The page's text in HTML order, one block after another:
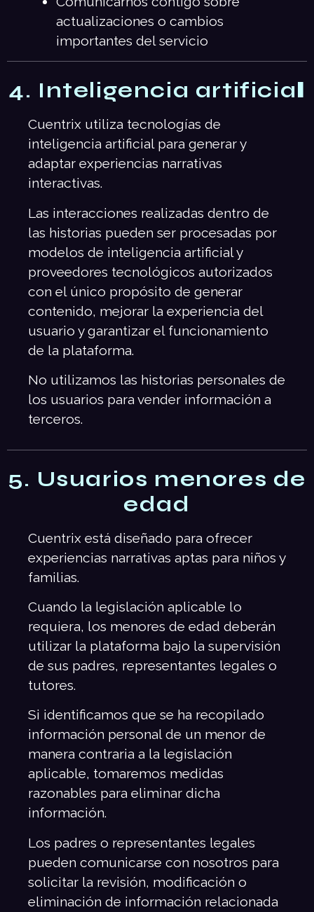
actualizaciones o cambios
importantes del servicio
4. Inteligencia artificial
Cuentrix utiliza tecnologías de
inteligencia artificial para generar y
adaptar experiencias narrativas
interactivas.
Las interacciones realizadas dentro de
las historias pueden ser procesadas por
modelos de inteligencia artificial y
proveedores tecnológicos autorizados
con el único propósito de generar
contenido, mejorar la experiencia del
usuario y garantizar el funcionamiento
de la plataforma.
No utilizamos las historias personales de
los usuarios para vender información a
terceros.
5. Usuarios menores de
edad
Cuentrix está diseñado para ofrecer
experiencias narrativas aptas para niños y
familias.
Cuando la legislación aplicable lo
requiera, los menores de edad deberán
utilizar la plataforma bajo la supervisión
de sus padres, representantes legales o
tutores.
Si identificamos que se ha recopilado
información personal de un menor de
manera contraria a la legislación
aplicable, tomaremos medidas
razonables para eliminar dicha
información.
Los padres o representantes legales
pueden comunicarse con nosotros para
solicitar la revisión, modificación o
eliminación de información relacionada